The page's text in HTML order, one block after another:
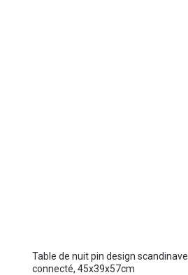
Table de nuit pin design scandinave
connecté, 45x39x57cm